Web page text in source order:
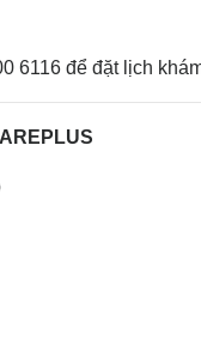
6116 để đặt lịch